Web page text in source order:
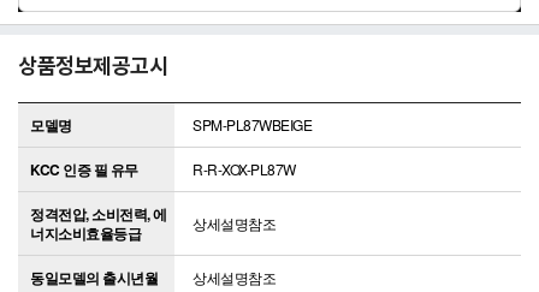
상품정보제공고시
모델명 SPM-PL87WBEIGE
KCC 인증 필 유무 R-R-XOX-PL87W
정격전압, 소비전력, 에
너지소비효율등급
상세설명참조
동일모델의 출시년월 상세설명참조